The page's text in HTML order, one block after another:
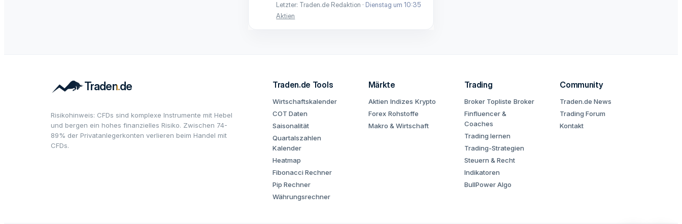
Letzter: Traden.de Redaktion
Dienstag um 10:35
Aktien
Risikohinweis: CFDs sind komplexe Instrumente mit Hebel
und bergen ein hohes finanzielles Risiko. Zwischen 74-
89% der Privatanlegerkonten verlieren beim Handel mit
CFDs.
Traden.de Tools
Wirtschaftskalender
COT Daten
Saisonalität
Quartalszahlen
Kalender
Heatmap
Fibonacci Rechner
Pip Rechner
Währungsrechner
Märkte
Aktien Indizes Krypto
Forex Rohstoffe
Makro & Wirtschaft
Trading
Broker Topliste Broker
Finfluencer &
Coaches
Trading lernen
Trading-Strategien
Steuern & Recht
Indikatoren
BullPower Algo
Community
Traden.de News
Trading Forum
Kontakt